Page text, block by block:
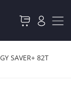
SAVER+ 82T